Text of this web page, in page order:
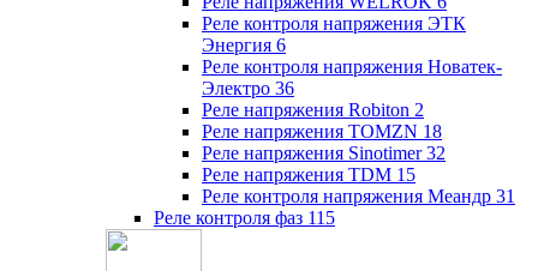
Реле контроля напряжения ЭТК
Энергия 6
Реле контроля напряжения Новатек-
Электро 36
Реле напряжения Robiton 2
Реле напряжения TOMZN 18
Реле напряжения Sinotimer 32
Реле напряжения TDM 15
Реле контроля напряжения Меандр 31
Реле контроля фаз 115